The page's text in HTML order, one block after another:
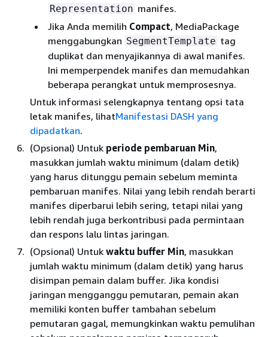
Representation manifes.
Jika Anda memilih Compact, MediaPackage
menggabungkan SegmentTemplate tag
duplikat dan menyajikannya di awal manifes.
Ini memperpendek manifes dan memudahkan
beberapa perangkat untuk memprosesnya.
Untuk informasi selengkapnya tentang opsi tata
letak manifes, lihatManifestasi DASH yang
dipadatkan.
(Opsional) Untuk periode pembaruan Min,
masukkan jumlah waktu minimum (dalam detik)
yang harus ditunggu pemain sebelum meminta
pembaruan manifes. Nilai yang lebih rendah berarti
manifes diperbarui lebih sering, tetapi nilai yang
lebih rendah juga berkontribusi pada permintaan
dan respons lalu lintas jaringan.
(Opsional) Untuk waktu buffer Min, masukkan
jumlah waktu minimum (dalam detik) yang harus
disimpan pemain dalam buffer. Jika kondisi
jaringan mengganggu pemutaran, pemain akan
memiliki konten buffer tambahan sebelum
pemutaran gagal, memungkinkan waktu pemulihan